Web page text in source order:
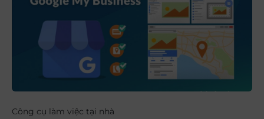
Công cụ làm việc tại nhà